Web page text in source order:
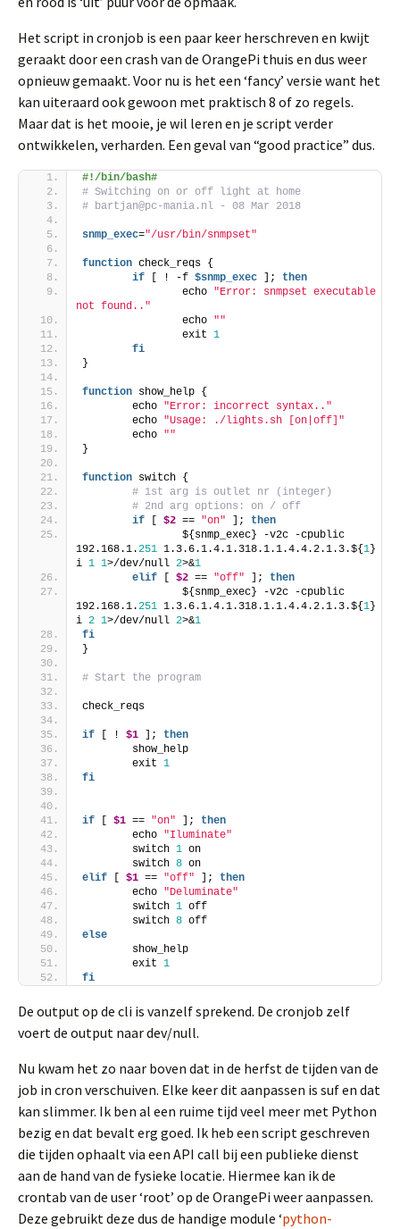
Het script in cronjob is een paar keer herschreven en kwijt
geraakt door een crash van de OrangePi thuis en dus weer
opnieuw gemaakt. Voor nu is het een ‘fancy’ versie want het
kan uiteraard ook gewoon met praktisch 8 of zo regels.
Maar dat is het mooie, je wil leren en je script verder
ontwikkelen, verharden. Een geval van “good practice” dus.
#!/bin/bash#
# Switching on or off light at home
# bartjan@pc-mania.nl - 08 Mar 2018
snmp_exec="/usr/bin/snmpset"
function check_reqs {
if [ ! -f $snmp_exec ]; then
                echo
"Error: snmpset executable
not found.."
                echo
""
                exit
1
fi
}
function show_help {
        echo
"Error: incorrect syntax.."
        echo
"Usage: ./lights.sh [on|off]"
        echo
""
}
function switch {
# 1st arg is outlet nr (integer)
# 2nd arg options: on / off
if [ $2 == "on" ]; then
                ${snmp_exec} -v2c -cpublic
192.168.1.251 1.3.6.1.4.1.318.1.1.4.4.2.1.3.${1}
i 1 1>/dev/null 2>&1
elif [ $2 == "off" ]; then
                ${snmp_exec} -v2c -cpublic
192.168.1.251 1.3.6.1.4.1.318.1.1.4.4.2.1.3.${1}
i 2 1>/dev/null 2>&1
fi
}
# Start the program
check_reqs
if [ ! $1 ]; then
        show_help
        exit
1
fi
if [ $1 == "on" ]; then
        echo
"Iluminate"
        switch
1 on
        switch
8 on
elif [ $1 == "off" ]; then
        echo
"Deluminate"
        switch
1 off
        switch
8 off
else
        show_help
        exit
1
fi
De output op de cli is vanzelf sprekend. De cronjob zelf
voert de output naar dev/null.
Nu kwam het zo naar boven dat in de herfst de tijden van de
job in cron verschuiven. Elke keer dit aanpassen is suf en dat
kan slimmer. Ik ben al een ruime tijd veel meer met Python
bezig en dat bevalt erg goed. Ik heb een script geschreven
die tijden ophaalt via een API call bij een publieke dienst
aan de hand van de fysieke locatie. Hiermee kan ik de
crontab van de user ‘root’ op de OrangePi weer aanpassen.
Deze gebruikt deze dus de handige module ‘python-